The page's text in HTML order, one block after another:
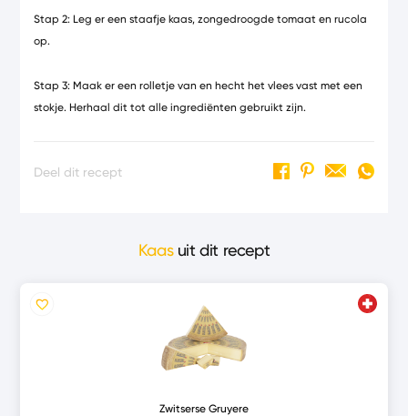
Stap 2: Leg er een staafje kaas, zongedroogde tomaat en rucola
op.
Stap 3: Maak er een rolletje van en hecht het vlees vast met een
stokje. Herhaal dit tot alle ingrediënten gebruikt zijn.
Deel dit recept
Kaasuit dit recept
Zwitserse Gruyere